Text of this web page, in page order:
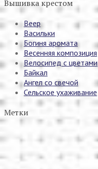
Вышивка крестом
Веер
Васильки
Богиня аромата
Весенняя композиция
Велосипед с цветами
Байкал
Ангел со свечой
Сельское ухаживание
Метки